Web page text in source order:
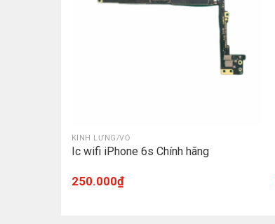
KÍNH LƯNG/VỎ
Ic wifi iPhone 6s Chính hãng
250.000₫